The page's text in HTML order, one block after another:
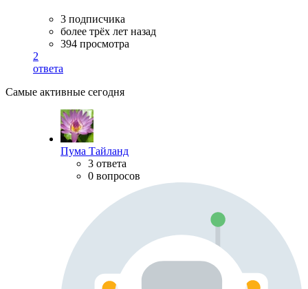
3 подписчика
более трёх лет назад
394 просмотра
2
ответа
Самые активные сегодня
Пума Тайланд
3 ответа
0 вопросов